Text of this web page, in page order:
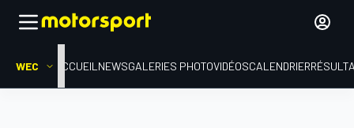
WEC ACCUEIL NEWSGALERIES PHOTOVIDÉOSCALENDRIER